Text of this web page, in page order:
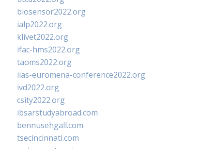
biosensor2022.org
ialp2022.org
klivet2022.org
ifac-hms2022.org
taoms2022.org
iias-euromena-conference2022.org
ivd2022.org
csity2022.org
ibsarstudyabroad.com
bennusehgall.com
tsecincinnati.com